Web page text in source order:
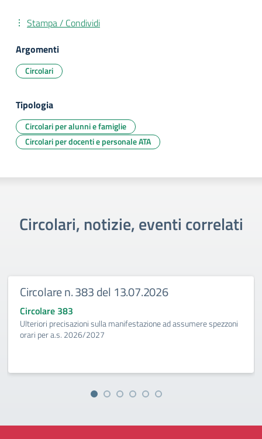
Stampa / Condividi
Argomenti
Circolari
Tipologia
Circolari per alunni e famiglie
Circolari per docenti e personale ATA
Circolari, notizie, eventi correlati
Circolare n. 383 del 13.07.2026
Circolare 383
Ulteriori precisazioni sulla manifestazione ad assumere spezzoni
orari per a.s. 2026/2027